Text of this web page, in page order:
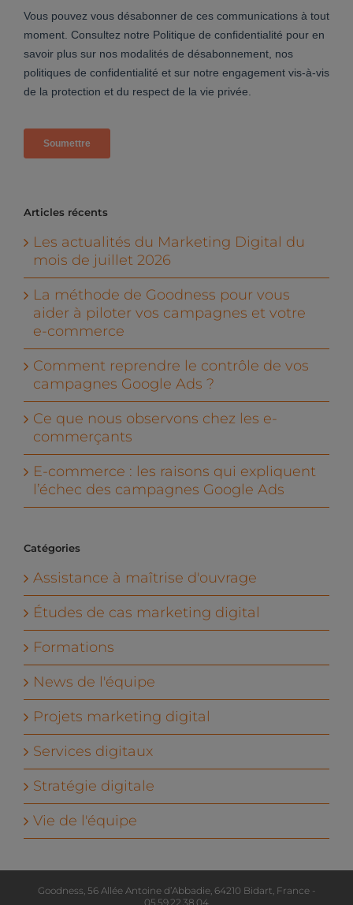
Articles récents
Les actualités du Marketing Digital du
mois de juillet 2026
La méthode de Goodness pour vous
aider à piloter vos campagnes et votre
e-commerce
Comment reprendre le contrôle de vos
campagnes Google Ads ?
Ce que nous observons chez les e-
commerçants
E-commerce : les raisons qui expliquent
l’échec des campagnes Google Ads
Catégories
Assistance à maîtrise d'ouvrage
Études de cas marketing digital
Formations
News de l'équipe
Projets marketing digital
Services digitaux
Stratégie digitale
Vie de l'équipe
Goodness, 56 Allée Antoine d’Abbadie, 64210 Bidart, France -
05.59.22.38.04